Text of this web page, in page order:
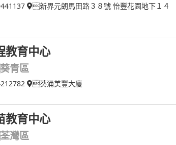
新界元朗馬田路３８號 怡豐花園地下１４
教育中心
青區
葵涌美豐大廈
教育中心
灣區